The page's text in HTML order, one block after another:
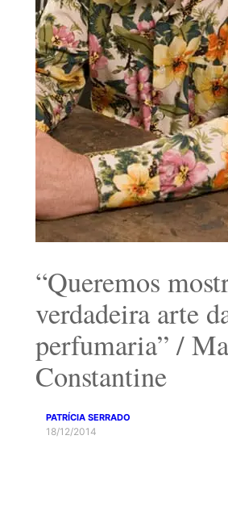
“Queremos
verdadeira arte
perfumaria” /
Constantine
PATRÍCIA SERRADO
18/12/2014